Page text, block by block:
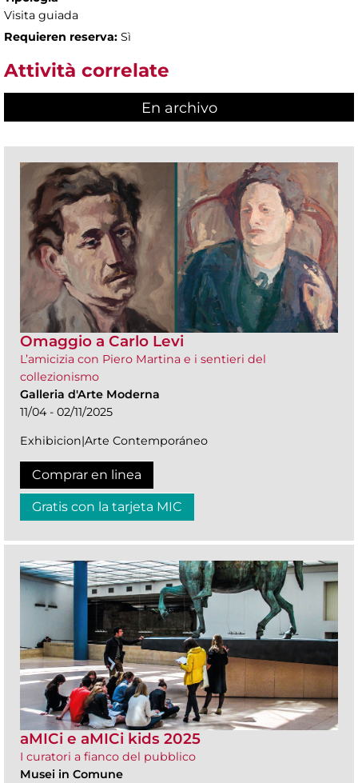
Visita guiada
Requieren reserva: Sì
Attività correlate
En archivo
Omaggio a Carlo Levi
L’amicizia con Piero Martina e i sentieri del
collezionismo
Galleria d'Arte Moderna
11/04 - 02/11/2025
Exhibicion|Arte Contemporáneo
Comprar en linea
Gratis con la tarjeta MIC
aMICi e aMICi kids 2025
I curatori a fianco del pubblico
Musei in Comune